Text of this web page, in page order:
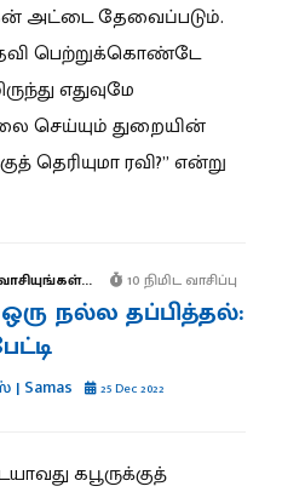
அட்டை தேவைப்படும்.
பெற்றுக்கொண்டே
எதுவுமே
செய்யும் துறையின்
தெரியுமா ரவி?” என்று
10 நிமிட வாசிப்பு
நல்ல தப்பித்தல்:
Samas 25 Dec 2022
கபூருக்குத்